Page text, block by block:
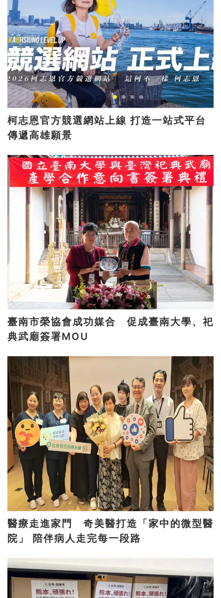
柯志恩官方競選網站上線 打造一站式平台
傳遞高雄願景
臺南市榮協會成功媒合 促成臺南大學、祀
典武廟簽署MOU
醫療走進家門 奇美醫打造「家中的微型醫
院」 陪伴病人走完每一段路